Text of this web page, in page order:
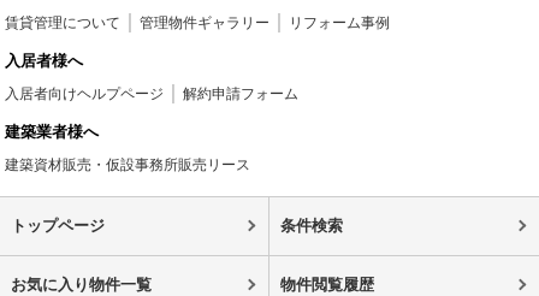
賃貸管理について 管理物件ギャラリー リフォーム事例
入居者様へ
入居者向けヘルプページ 解約申請フォーム
建築業者様へ
建築資材販売・仮設事務所販売リース
トップページ 条件検索
お気に入り物件一覧 物件閲覧履歴